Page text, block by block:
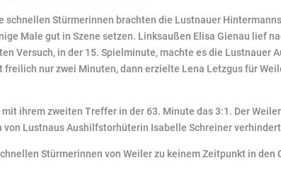
Stürmerinnen brachten die Lustnauer
Male gut in Szene setzen. Linksaußen Elisa Gienau lief
Versuch, in der 15. Spielminute, machte es die Lustnauer
nur zwei Minuten, dann erzielte Lena Letzgus für
ihrem zweiten Treffer in der 63. Minute das 3:1. Der
Lustnaus Aushilfstorhüterin Isabelle Schreiner
Stürmerinnen von Weiler zu keinem Zeitpunkt in den